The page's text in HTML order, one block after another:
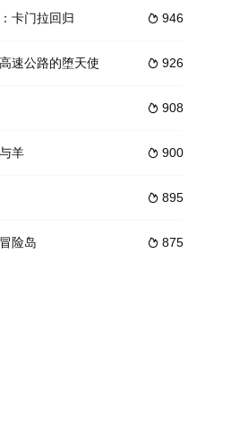
他它流落伦敦街头，闯入流浪狗中心，他
无情魔掌，逐渐步入迟暮之年，而他的死对
时误闯了熊的家，母熊以为大哥要来伤
28日在日本上映。《摄影机不要停！》导演
 946
卡门拉回归
 926
速公路的堕天使
 908
 900
羊
 895
 875
险岛